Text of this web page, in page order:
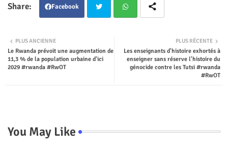
Facebook
ter tsap
PLUS RÉCENTE
Les enseignants d'histoire exhortés à
enseigner sans réserve l'histoire du
génocide contre les Tutsi #rwanda
#RwOT
PLUS ANCIENNE
Le Rwanda prévoit une augmentation de
11,3 % de la population urbaine d'ici
2029 #rwanda #RwOT
You May Like